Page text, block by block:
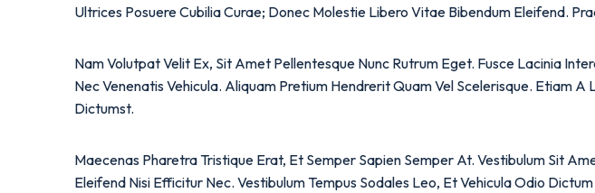
Ultrices Posuere Cubilia Curae; Donec Molestie Libero Vitae Bibendum Eleifend.
Nam Volutpat Velit Ex, Sit Amet Pellentesque Nunc Rutrum Eget. Fusce Lacinia
Nec Venenatis Vehicula. Aliquam Pretium Hendrerit Quam Vel Scelerisque. Etiam
Dictumst.
Maecenas Pharetra Tristique Erat, Et Semper Sapien Semper At. Vestibulum Sit
Eleifend Nisi Efficitur Nec. Vestibulum Tempus Sodales Leo, Et Vehicula Odio